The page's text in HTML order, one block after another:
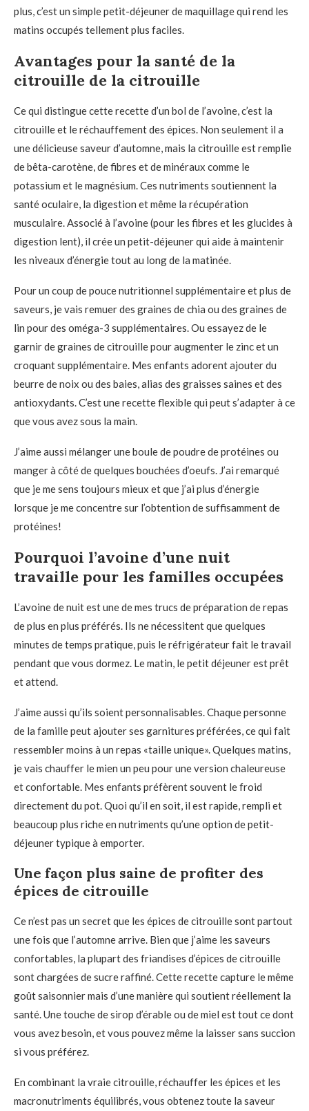
plus, c’est un simple petit-déjeuner de maquillage qui rend les
matins occupés tellement plus faciles.
Avantages pour la santé de la
citrouille de la citrouille
Ce qui distingue cette recette d’un bol de l’avoine, c’est la
citrouille et le réchauffement des épices. Non seulement il a
une délicieuse saveur d’automne, mais la citrouille est remplie
de bêta-carotène, de fibres et de minéraux comme le
potassium et le magnésium. Ces nutriments soutiennent la
santé oculaire, la digestion et même la récupération
musculaire. Associé à l’avoine (pour les fibres et les glucides à
digestion lent), il crée un petit-déjeuner qui aide à maintenir
les niveaux d’énergie tout au long de la matinée.
Pour un coup de pouce nutritionnel supplémentaire et plus de
saveurs, je vais remuer des graines de chia ou des graines de
lin pour des oméga-3 supplémentaires. Ou essayez de le
garnir de graines de citrouille pour augmenter le zinc et un
croquant supplémentaire. Mes enfants adorent ajouter du
beurre de noix ou des baies, alias des graisses saines et des
antioxydants. C’est une recette flexible qui peut s’adapter à ce
que vous avez sous la main.
J’aime aussi mélanger une boule de poudre de protéines ou
manger à côté de quelques bouchées d’oeufs. J’ai remarqué
que je me sens toujours mieux et que j’ai plus d’énergie
lorsque je me concentre sur l’obtention de suffisamment de
protéines!
Pourquoi l’avoine d’une nuit
travaille pour les familles occupées
L’avoine de nuit est une de mes trucs de préparation de repas
de plus en plus préférés. Ils ne nécessitent que quelques
minutes de temps pratique, puis le réfrigérateur fait le travail
pendant que vous dormez. Le matin, le petit déjeuner est prêt
et attend.
J’aime aussi qu’ils soient personnalisables. Chaque personne
de la famille peut ajouter ses garnitures préférées, ce qui fait
ressembler moins à un repas «taille unique». Quelques matins,
je vais chauffer le mien un peu pour une version chaleureuse
et confortable. Mes enfants préfèrent souvent le froid
directement du pot. Quoi qu’il en soit, il est rapide, rempli et
beaucoup plus riche en nutriments qu’une option de petit-
déjeuner typique à emporter.
Une façon plus saine de profiter des
épices de citrouille
Ce n’est pas un secret que les épices de citrouille sont partout
une fois que l’automne arrive. Bien que j’aime les saveurs
confortables, la plupart des friandises d’épices de citrouille
sont chargées de sucre raffiné. Cette recette capture le même
goût saisonnier mais d’une manière qui soutient réellement la
santé. Une touche de sirop d’érable ou de miel est tout ce dont
vous avez besoin, et vous pouvez même la laisser sans succion
si vous préférez.
En combinant la vraie citrouille, réchauffer les épices et les
macronutriments équilibrés, vous obtenez toute la saveur